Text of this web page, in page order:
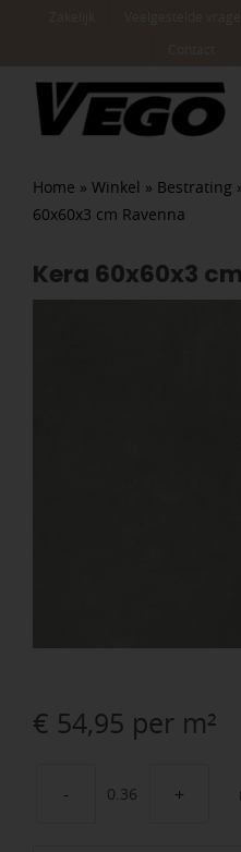
Home » Winkel » Bestrating
60x60x3 cm Ravenna
Kera 60x60x3
€ 54,95 per m²
Kera